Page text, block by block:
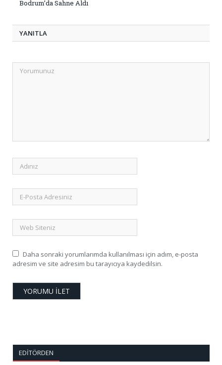
Bodrum’da Sahne Aldı
YANITLA
Daha sonraki yorumlarımda kullanılması için adım, e-posta
adresim ve site adresim bu tarayıcıya kaydedilsin.
EDITÖRDEN